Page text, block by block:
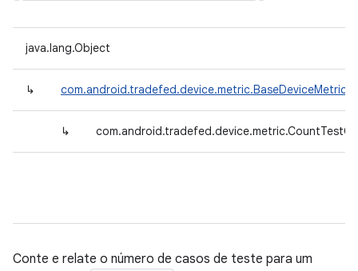
java.lang.Object
↳
↳
Conte e relate o número de casos de teste para um